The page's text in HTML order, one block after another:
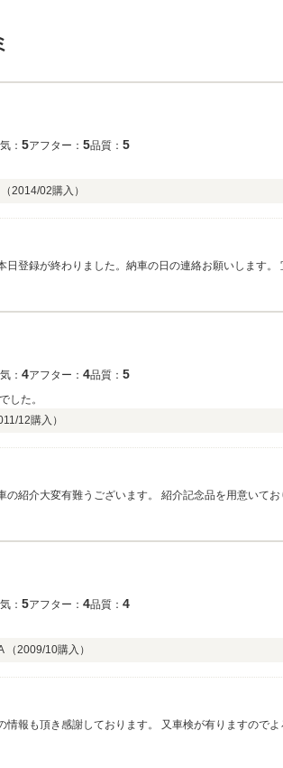
： 5アフター： 5品質： 5
2014/02購入）
登録が終わりました。納車の日の連絡お願いします。
： 4アフター： 4品質： 5
した。
12購入）
の紹介大変有難うございます。 紹介記念品を用意いて
： 5アフター： 4品質： 4
（2009/10購入）
情報も頂き感謝しております。 又車検が有りますので